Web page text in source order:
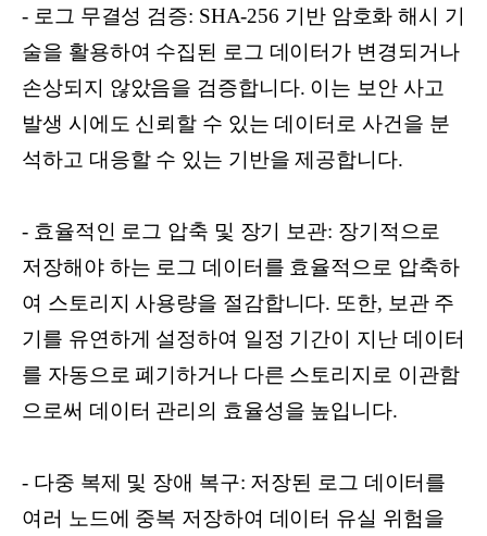
- 로그 무결성 검증: SHA-256 기반 암호화 해시 기
술을 활용하여 수집된 로그 데이터가 변경되거나
손상되지 않았음을 검증합니다. 이는 보안 사고
발생 시에도 신뢰할 수 있는 데이터로 사건을 분
석하고 대응할 수 있는 기반을 제공합니다.
- 효율적인 로그 압축 및 장기 보관: 장기적으로
저장해야 하는 로그 데이터를 효율적으로 압축하
여 스토리지 사용량을 절감합니다. 또한, 보관 주
기를 유연하게 설정하여 일정 기간이 지난 데이터
를 자동으로 폐기하거나 다른 스토리지로 이관함
으로써 데이터 관리의 효율성을 높입니다.
- 다중 복제 및 장애 복구: 저장된 로그 데이터를
여러 노드에 중복 저장하여 데이터 유실 위험을